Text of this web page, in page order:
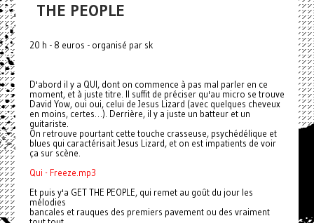
THE PEOPLE
20 h - 8 euros - organisé par sk
D'abord il y a QUI, dont on commence à pas mal parler en ce
moment, et à juste titre. Il suffit de préciser qu'au micro se trouve
David Yow, oui oui, celui de Jesus Lizard (avec quelques cheveux
en moins, certes…). Derrière, il y a juste un batteur et un
guitariste.
On retrouve pourtant cette touche crasseuse, psychédélique et
blues qui caractérisait Jesus Lizard, et on est impatients de voir
ça sur scène.
Qui - Freeze.mp3
Et puis y'a GET THE PEOPLE, qui remet au goût du jour les
mélodies
bancales et rauques des premiers pavement ou des vraiment